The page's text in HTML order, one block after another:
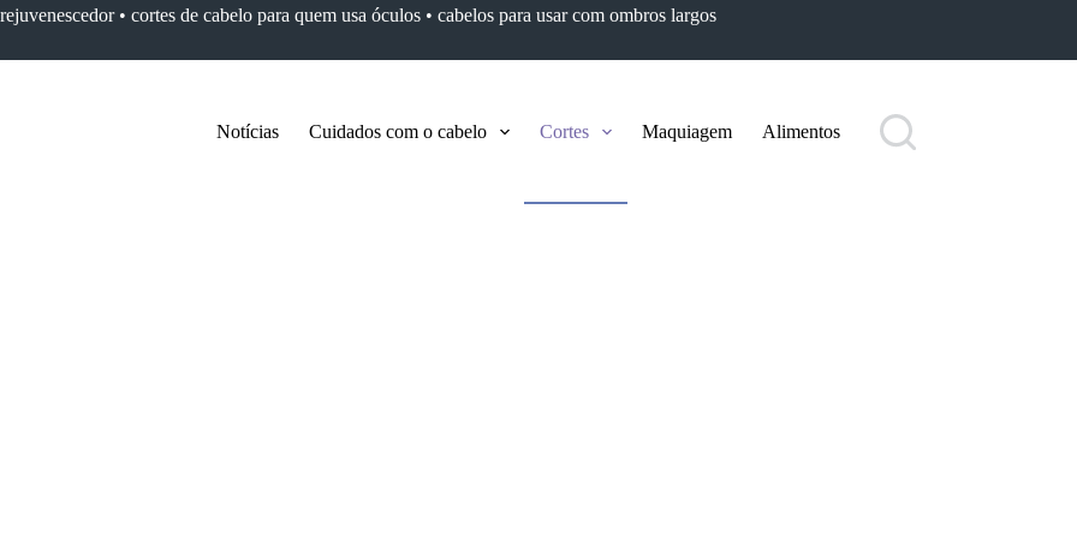
• cortes de cabelo para quem usa óculos • cabelos para usar com ombros largos
Notícias Cuidados com o cabelo Cortes Maquiagem Alimentos